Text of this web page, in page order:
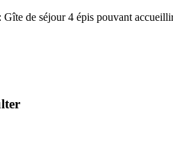
de séjour 4 épis pouvant